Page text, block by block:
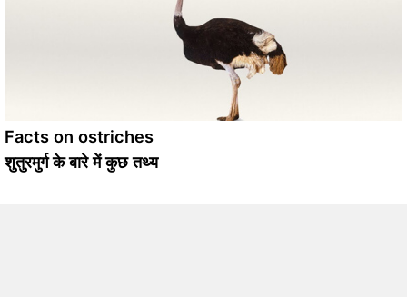
Facts on ostriches
शुतुरमुर्ग के बारे में कुछ तथ्य